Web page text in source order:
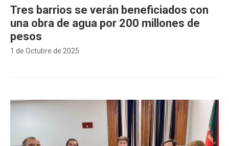
1 de Octubre de 2025
Tres barrios se verán beneficiados con
una obra de agua por 200 millones de
pesos